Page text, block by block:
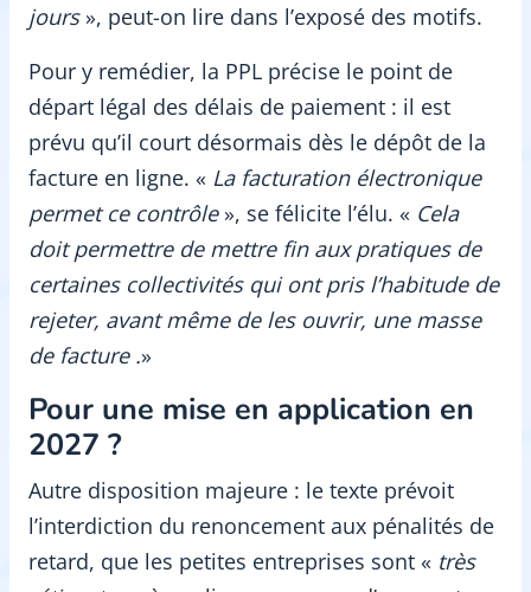
jours», peut-on lire dans l’exposé des motifs.
Pour y remédier, la PPL précise le point de
départ légal des délais de paiement : il est
prévu qu’il court désormais dès le dépôt de la
facture en ligne. « La facturation électronique
permet ce contrôle », se félicite l’élu. « Cela
doit permettre de mettre fin aux pratiques de
certaines collectivités qui ont pris l’habitude de
rejeter, avant même de les ouvrir, une masse
de facture .»
Pour une mise en application en
2027 ?
Autre disposition majeure : le texte prévoit
l’interdiction du renoncement aux pénalités de
retard, que les petites entreprises sont « très